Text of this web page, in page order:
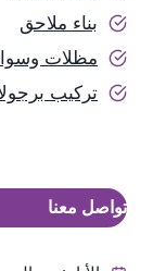
بناء ملاحق
مظلات
تركيب
تواصل معنا